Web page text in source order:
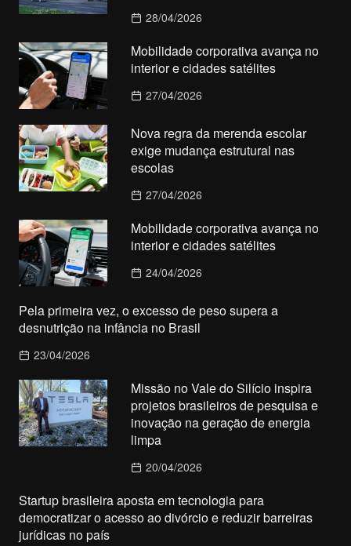
28/04/2026
Mobilidade corporativa avança no
interior e cidades satélites
27/04/2026
Nova regra da merenda escolar
exige mudança estrutural nas
escolas
27/04/2026
Mobilidade corporativa avança no
interior e cidades satélites
24/04/2026
Pela primeira vez, o excesso de peso supera a
desnutrição na infância no Brasil
23/04/2026
Missão no Vale do Silício inspira
projetos brasileiros de pesquisa e
inovação na geração de energia
limpa
20/04/2026
Startup brasileira aposta em tecnologia para
democratizar o acesso ao divórcio e reduzir barreiras
jurídicas no país